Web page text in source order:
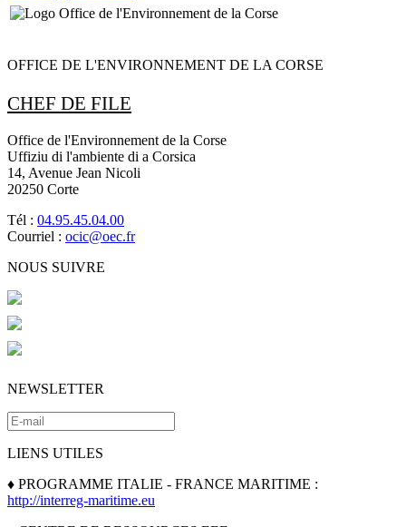
OFFICE DE L'ENVIRONNEMENT DE LA CORSE
CHEF DE FILE
Office de l'Environnement de la Corse
Uffiziu di l'ambiente di a Corsica
14, Avenue Jean Nicoli
20250 Corte
Tél : 04.95.45.04.00
Courriel : ocic@oec.fr
NOUS SUIVRE
NEWSLETTER
LIENS UTILES
♦ PROGRAMME ITALIE - FRANCE MARITIME :
http://interreg-maritime.eu